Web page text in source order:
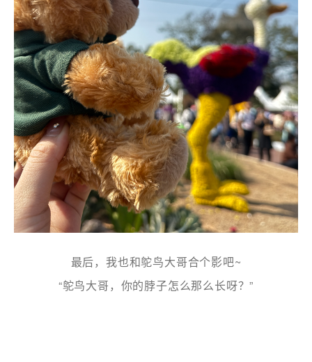
最后，我也和鸵鸟大哥合个影吧~
“鸵鸟大哥，你的脖子怎么那么长呀？”